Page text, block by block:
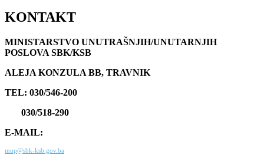
KONTAKT
MINISTARSTVO UNUTRAŠNJIH/UNUTARNJIH
POSLOVA SBK/KSB
ALEJA KONZULA BB, TRAVNIK
TEL: 030/546-200
030/518-290
E-MAIL:
mup@sbk-ksb.gov.ba